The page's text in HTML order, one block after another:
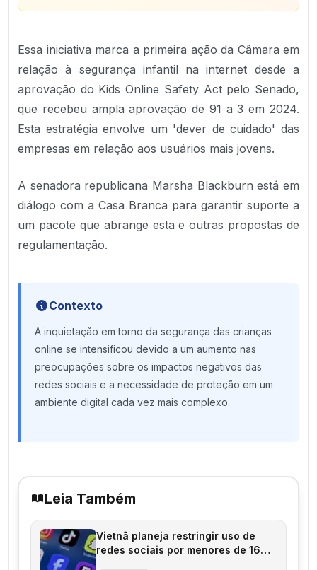
Essa iniciativa marca a primeira ação da Câmara em
relação à segurança infantil na internet desde a
aprovação do Kids Online Safety Act pelo Senado,
que recebeu ampla aprovação de 91 a 3 em 2024.
Esta estratégia envolve um 'dever de cuidado' das
empresas em relação aos usuários mais jovens.
A senadora republicana Marsha Blackburn está em
diálogo com a Casa Branca para garantir suporte a
um pacote que abrange esta e outras propostas de
regulamentação.
Contexto
A inquietação em torno da segurança das crianças
online se intensificou devido a um aumento nas
preocupações sobre os impactos negativos das
redes sociais e a necessidade de proteção em um
ambiente digital cada vez mais complexo.
Leia Também
Vietnã planeja restringir uso de
redes sociais por menores de 16